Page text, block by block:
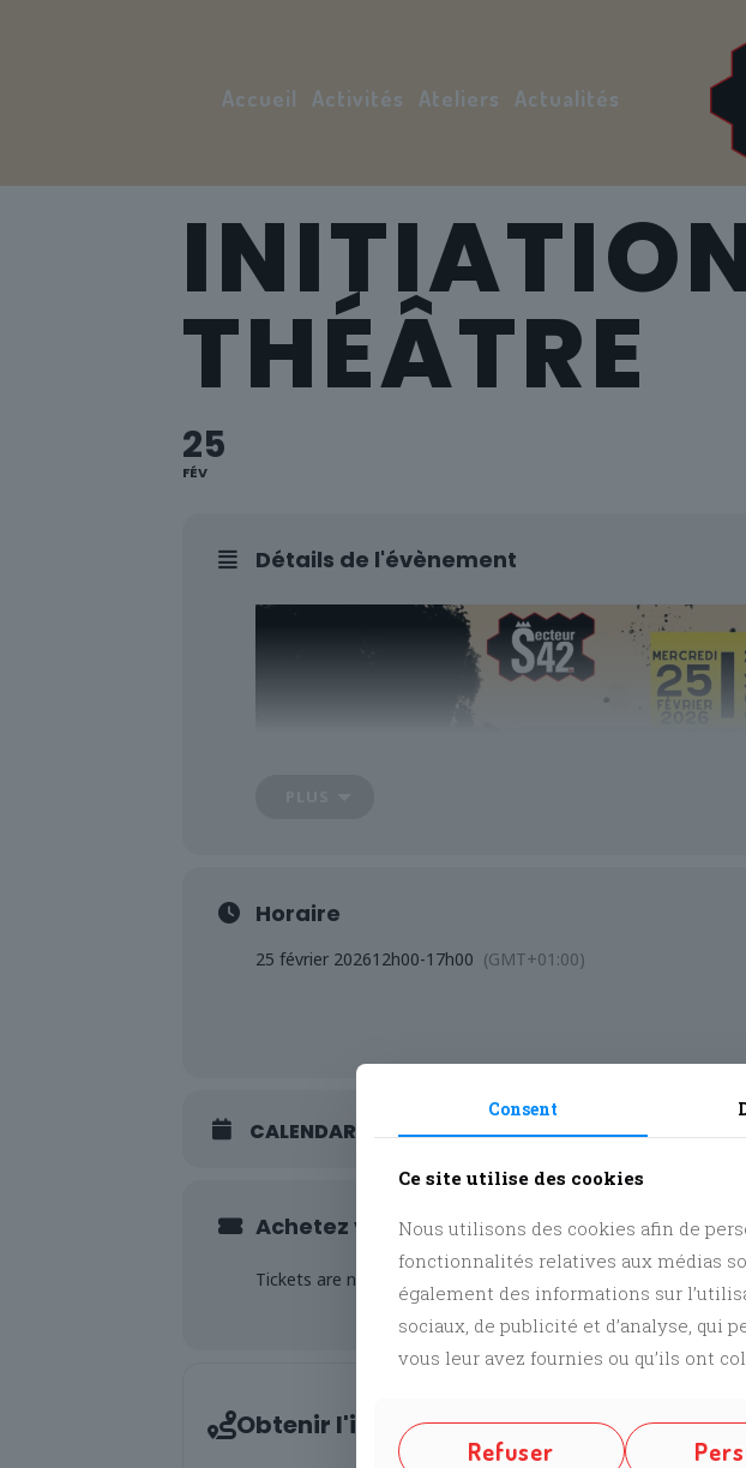
Accueil Activités Ateliers Actualités
THÉÂTRE
25
FÉV
Détails de l'évènement
Horaire
25 février 202612h00-17h00 (GMT+01:00)
CALENDAR GOOGLECAL
Achetez votre ticket
Tickets are not available for sale any more for this event!
Obtenir l'itinéraire
Consent
Ce site utilise des cookies
Nous utilisons des cookies afin de
fonctionnalités relatives aux médias
également des informations sur
sociaux, de publicité et d’analyse, qui
vous leur avez fournies ou qu’ils ont
Refuser